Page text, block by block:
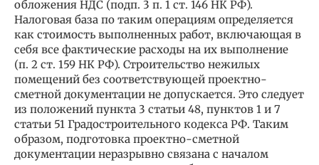
обложения НДС (подп. 3 п. 1 ст. 146 НК РФ).
Налоговая база по таким операциям определяется
как стоимость выполненных работ, включающая в
себя все фактические расходы на их выполнение
(п. 2 ст. 159 НК РФ). Строительство нежилых
помещений без соответствующей проектно-
сметной документации не допускается. Это следует
из положений пункта 3 статьи 48, пунктов 1 и 7
статьи 51 Градостроительного кодекса РФ. Таким
образом, подготовка проектно-сметной
документации неразрывно связана с началом